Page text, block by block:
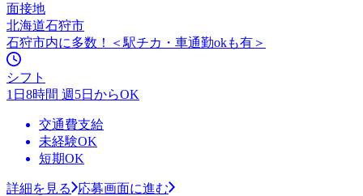
面接地
北海道石狩市
石狩市内に多数！＜駅チカ・車通勤okも有＞
シフト
1日8時間 週5日からOK
交通費支給
未経験OK
短期OK
詳細を見る 応募画面に進む